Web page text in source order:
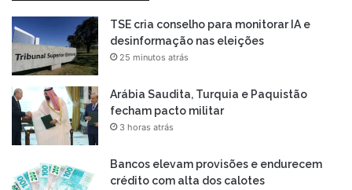
TSE cria conselho para monitorar IA e
desinformação nas eleições
25 minutos atrás
Arábia Saudita, Turquia e Paquistão
fecham pacto militar
3 horas atrás
Bancos elevam provisões e endurecem
crédito com alta dos calotes